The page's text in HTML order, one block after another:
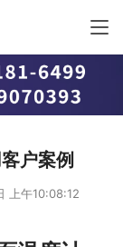
户案例
上午10:08:12